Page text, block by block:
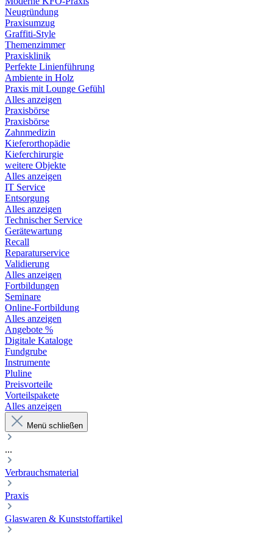
Neugründung
Praxisumzug
Graffiti-Style
Themenzimmer
Praxisklinik
Perfekte Linienführung
Ambiente in Holz
Praxis mit Lounge Gefühl
Alles anzeigen
Praxisbörse
Praxisbörse
Zahnmedizin
Kieferorthopädie
Kieferchirurgie
weitere Objekte
Alles anzeigen
IT Service
Entsorgung
Alles anzeigen
Technischer Service
Gerätewartung
Recall
Reparaturservice
Validierung
Alles anzeigen
Fortbildungen
Seminare
Online-Fortbildung
Alles anzeigen
Angebote %
Digitale Kataloge
Fundgrube
Instrumente
Pluline
Preisvorteile
Vorteilspakete
Alles anzeigen
Menü schließen
...
Verbrauchsmaterial
Praxis
Glaswaren & Kunststoffartikel